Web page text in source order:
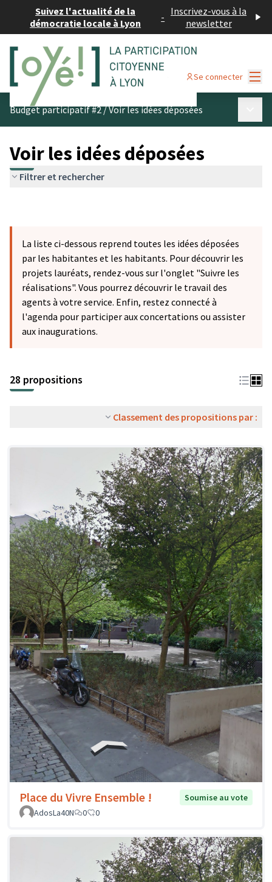
Suivez l'actualité de la
démocratie locale à Lyon
- Inscrivez-vous à la
newsletter
Se connecter
Budget participatif #2/Voir les idées déposées
Voir les idées déposées
Filtrer et rechercher
La liste ci-dessous reprend toutes les idées déposées
par les habitantes et les habitants. Pour découvrir les
projets lauréats, rendez-vous sur l'onglet "Suivre les
réalisations". Vous pourrez découvrir le travail des
agents à votre service. Enfin, restez connecté à
l'agenda pour participer aux concertations ou assister
aux inaugurations.
28 propositions
Classement des propositions par :
Place du Vivre Ensemble !
Soumise au vote
AdosLa40N
0 0